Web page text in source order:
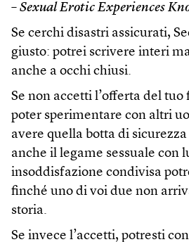
– Sexual Erotic Experiences
Se cerchi disastri assicurati,
giusto: potrei scrivere interi
anche a occhi chiusi.
Se non accetti l’offerta del tuo
poter sperimentare con altri
avere quella botta di
anche il legame sessuale con
insoddisfazione condivisa
finché uno di voi due non
storia.
Se invece l’accetti, potresti